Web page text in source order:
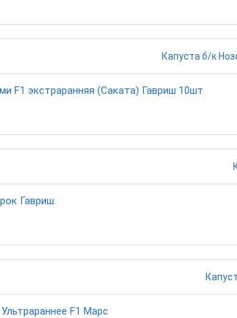
F1 экстраранняя (Саката) Гавриш 10шт
Гавриш
F1 Марс